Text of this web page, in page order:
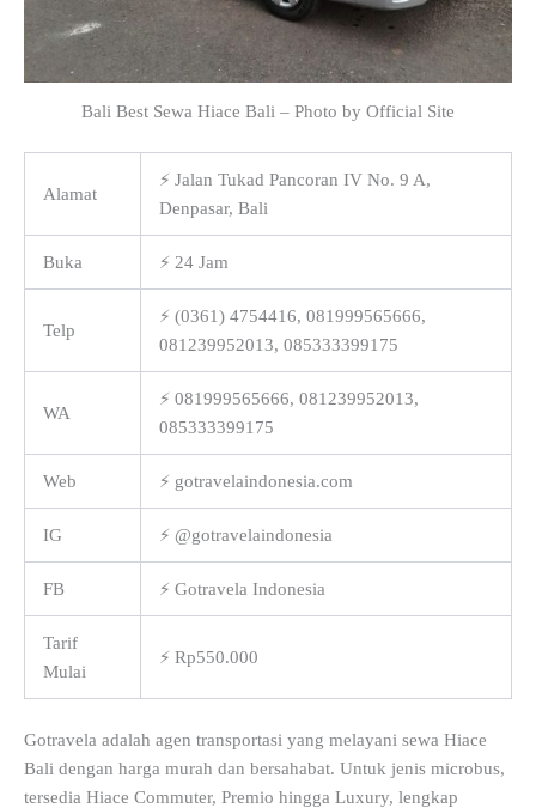
Bali Best Sewa Hiace Bali – Photo by Official Site
Alamat
⚡ Jalan Tukad Pancoran IV No. 9 A,
Denpasar, Bali
Buka ⚡ 24 Jam
Telp
⚡ (0361) 4754416, 081999565666,
081239952013, 085333399175
WA
⚡ 081999565666, 081239952013,
085333399175
Web ⚡ gotravelaindonesia.com
IG ⚡ @gotravelaindonesia
FB ⚡ Gotravela Indonesia
Tarif
Mulai
⚡ Rp550.000
Gotravela adalah agen transportasi yang melayani sewa Hiace
Bali dengan harga murah dan bersahabat. Untuk jenis microbus,
tersedia Hiace Commuter, Premio hingga Luxury, lengkap